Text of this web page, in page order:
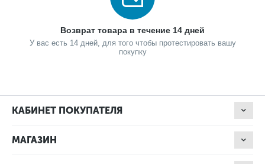
Возврат товара в течение 14 дней
У вас есть 14 дней, для того чтобы протестировать вашу
покупку
КАБИНЕТ ПОКУПАТЕЛЯ
МАГАЗИН